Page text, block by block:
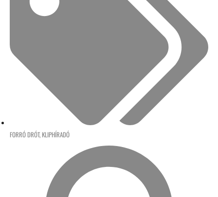
FORRÓ DRÓT, KLIPHÍRADÓ